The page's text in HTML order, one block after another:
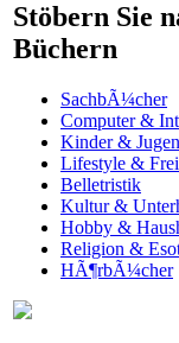
Stöbern Sie
Büchern
SachbÃ¼cher
Computer &
Kinder &
Lifestyle &
Belletristik
Kultur &
Hobby &
Religion &
HÃ¶rbÃ¼cher